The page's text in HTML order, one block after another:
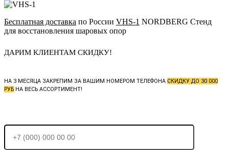
Бесплатная доставка по России VHS-1 NORDBERG Стенд
для восстановления шаровых опор
ДАРИМ КЛИЕНТАМ СКИДКУ!
НА 3 МЕСЯЦА ЗАКРЕПИМ ЗА ВАШИМ НОМЕРОМ ТЕЛЕФОНА СКИДКУ ДО 30 000
РУБ НА ВЕСЬ АССОРТИМЕНТ!